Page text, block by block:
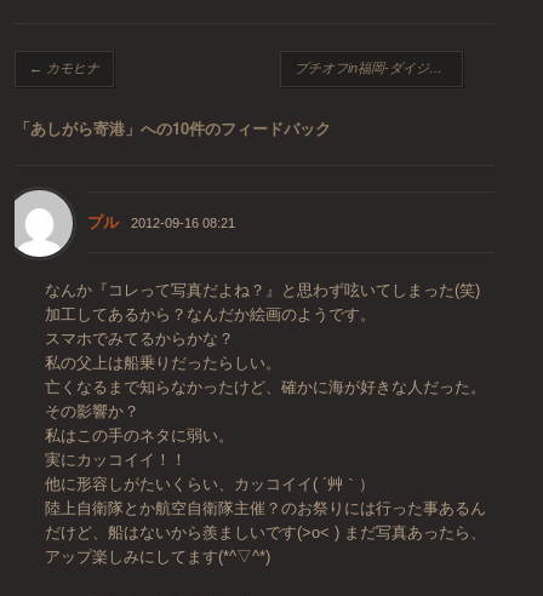
投稿ナビゲーション
← カモヒナ プチオフin福岡-ダイジェスト
「あしがら寄港」への10件のフィードバック
プル 2012-09-16 08:21
なんか『コレって写真だよね？』と思わず呟いてしまった(笑)
加工してあるから？なんだか絵画のようです。
スマホでみてるからかな？
私の父上は船乗りだったらしい。
亡くなるまで知らなかったけど、確かに海が好きな人だった。
その影響か？
私はこの手のネタに弱い。
実にカッコイイ！！
他に形容しがたいくらい、カッコイイ( ´艸｀）
陸上自衛隊とか航空自衛隊主催？のお祭りには行った事あるん
だけど、船はないから羨ましいです(>o< ) まだ写真あったら、
アップ楽しみにしてます(*^▽^*)